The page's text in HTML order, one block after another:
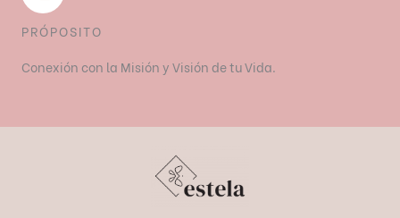
PRÓPOSITO
Conexión con la Misión y Visión de tu Vida.